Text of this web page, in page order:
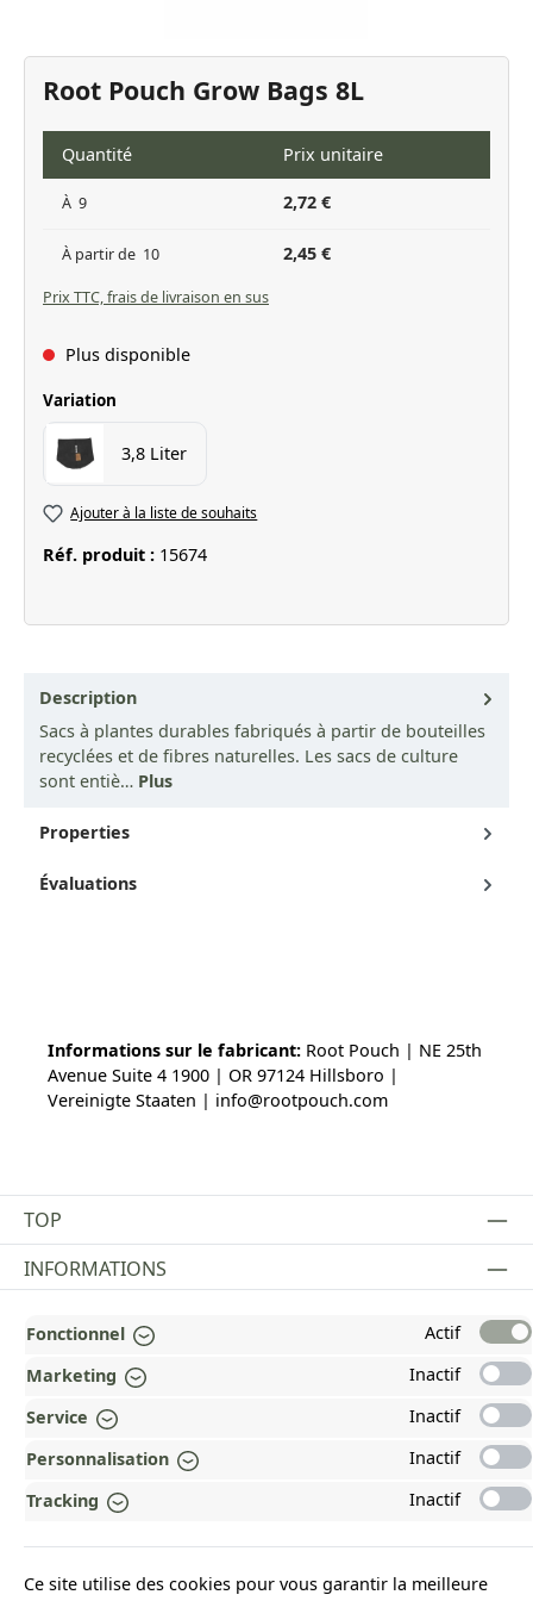
Root Pouch Grow Bags 8L
Quantité Prix unitaire
À 9 2,72 €
À partir de 10 2,45 €
Prix TTC, frais de livraison en sus
Plus disponible
Sélectionnez
Variation
3,8 Liter
Ajouter à la liste de souhaits
Réf. produit : 15674
Description
Sacs à plantes durables fabriqués à partir de bouteilles
recyclées et de fibres naturelles. Les sacs de culture
sont entiè… Plus
Properties
Évaluations
Informations sur le fabricant: Root Pouch | NE 25th
Avenue Suite 4 1900 | OR 97124 Hillsboro |
Vereinigte Staaten | info@rootpouch.com
TOP
Revoke a contract
INFORMATIONS
PAYMENT AND SHIPPING METHODS
RÉCOMPENSÉ ET CERTIFIÉ !
POURQUOI HEAD&NATURE ?
OUR COMMUNITIES
Fonctionnel
Actif
Marketing
Inactif
Service
Inactif
Personnalisation
Inactif
Tracking
Inactif
Ce site utilise des cookies pour vous garantir la meilleure